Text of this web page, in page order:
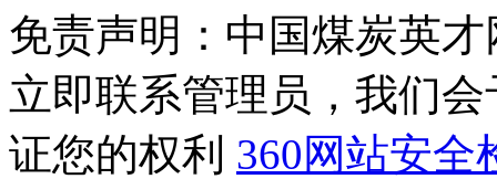
免责声明：中国煤炭英
立即联系管理员，我们
证您的权利 360网站安全